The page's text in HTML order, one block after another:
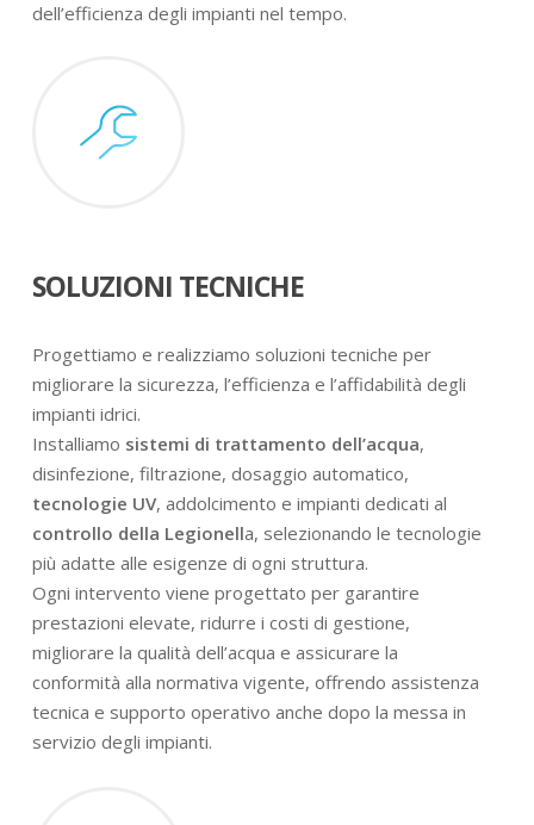
dell’efficienza degli impianti nel tempo.
SOLUZIONI TECNICHE
Progettiamo e realizziamo soluzioni tecniche per
migliorare la sicurezza, l’efficienza e l’affidabilità degli
impianti idrici.
Installiamo sistemi di trattamento dell’acqua,
disinfezione, filtrazione, dosaggio automatico,
tecnologie UV, addolcimento e impianti dedicati al
controllo della Legionella, selezionando le tecnologie
più adatte alle esigenze di ogni struttura.
Ogni intervento viene progettato per garantire
prestazioni elevate, ridurre i costi di gestione,
migliorare la qualità dell’acqua e assicurare la
conformità alla normativa vigente, offrendo assistenza
tecnica e supporto operativo anche dopo la messa in
servizio degli impianti.